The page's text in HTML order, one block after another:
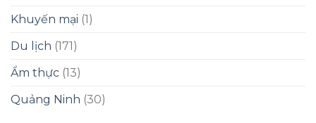
Khuyến mại (1)
Du lịch (171)
Ẩm thực (13)
Quảng Ninh (30)